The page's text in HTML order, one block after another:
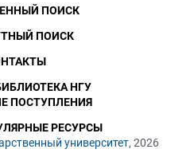
университет, 2026
ПОИСК
ПОИСК
НГУ
ПОСТУПЛЕНИЯ
РЕСУРСЫ